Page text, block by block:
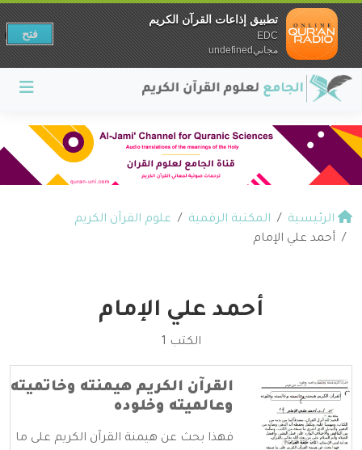
الرئيسية المكتبة الرقمية
علوم القرآن الكريم
أحمد علي الإمام
أحمد علي الإمام
الكتب 1
القرآن الكريم هيمنته وخاتميته
وعالميته وخلوده
فهذا بحث عن هيمنة القرآن الكريم على ما
تطبيق إذاعات القرآن الكريم
EDC
مجانيundefined
فتح